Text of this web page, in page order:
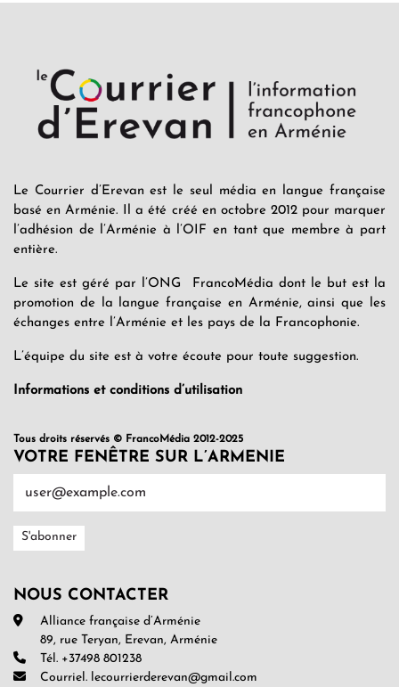
Le Courrier d’Erevan est le seul média en langue française
basé en Arménie. Il a été créé en octobre 2012 pour marquer
l’adhésion de l’Arménie à l’OIF en tant que membre à part
entière.
Le site est géré par l’ONG FrancoMédia dont le but est la
promotion de la langue française en Arménie, ainsi que les
échanges entre l’Arménie et les pays de la Francophonie.
L’équipe du site est à votre écoute pour toute suggestion.
Informations et conditions d’utilisation
Tous droits réservés © FrancoMédia 2012-2025
VOTRE FENÊTRE SUR L’ARMENIE
NOUS CONTACTER
Alliance française d’Arménie
89, rue Teryan, Erevan, Arménie
Tél. +37498 801238
Courriel. lecourrierderevan@gmail.com